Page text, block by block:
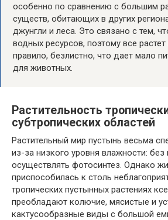
особенно по сравнению с большим
существ, обитающих в других
джунгли и леса. Это связано с тем,
водных ресурсов, поэтому все
правило, безлистно, что дает мало
для животных.
Растительность
субтропических областей
Растительный мир пустынь весьма
из-за низкого уровня влажности:
осуществлять фотосинтез. Однако
приспособилась к столь
тропических пустынных растениях
преобладают колючие, мясистые и
кактусообразные виды с большой